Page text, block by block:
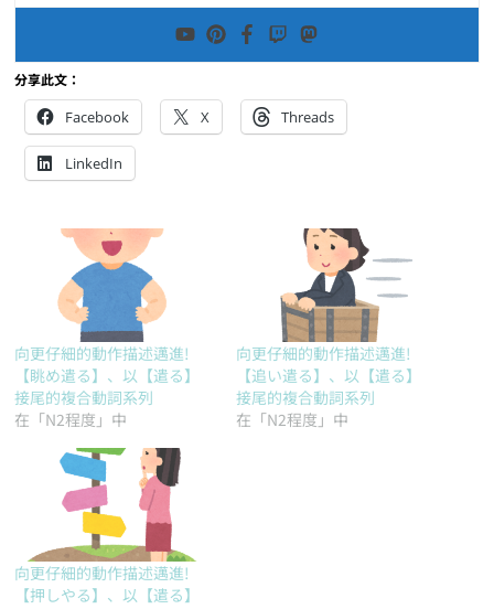
分享此文：
Facebook X Threads
LinkedIn
向更仔細的動作描述邁進!
【眺め遣る】、以【遣る】
接尾的複合動詞系列
在「N2程度」中
向更仔細的動作描述邁進!
【追い遣る】、以【遣る】
接尾的複合動詞系列
在「N2程度」中
向更仔細的動作描述邁進!
【押しやる】、以【遣る】